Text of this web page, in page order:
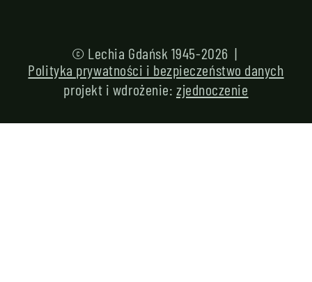
© Lechia Gdańsk 1945-2026 |
Polityka prywatności i bezpieczeństwo danych
projekt i wdrożenie: zjednoczenie